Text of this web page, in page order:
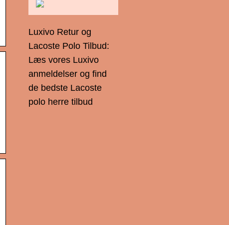
Luxivo Retur og
Lacoste Polo Tilbud:
Læs vores Luxivo
anmeldelser og find
de bedste Lacoste
polo herre tilbud